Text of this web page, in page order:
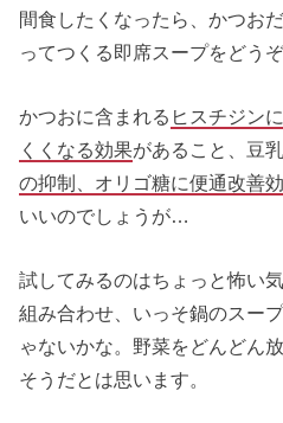
間食したくなったら、かつお
ってつくる即席スープをどう
かつおに含まれる ヒスチジン
くくなる効果があること、豆
の抑制、オリゴ糖に便通改善
いいのでしょうが…
試してみるのはちょっと怖い
組み合わせ、いっそ鍋のスー
ゃないかな。野菜をどんどん
そうだとは思います。